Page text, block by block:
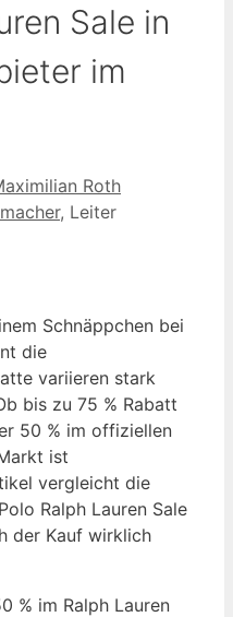
Sale in
im
Roth
, Leiter
Schnäppchen bei
die
variieren stark
bis zu 75 % Rabatt
50 % im offiziellen
ist
vergleicht die
Ralph Lauren Sale
der Kauf wirklich
% im Ralph Lauren